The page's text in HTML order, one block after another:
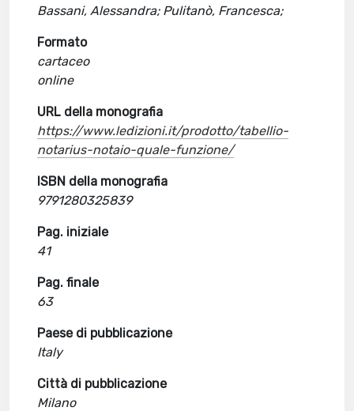
Bassani, Alessandra; Pulitanò, Francesca;
Formato
cartaceo
online
URL della monografia
https://www.ledizioni.it/prodotto/tabellio-
notarius-notaio-quale-funzione/
ISBN della monografia
9791280325839
Pag. iniziale
41
Pag. finale
63
Paese di pubblicazione
Italy
Città di pubblicazione
Milano